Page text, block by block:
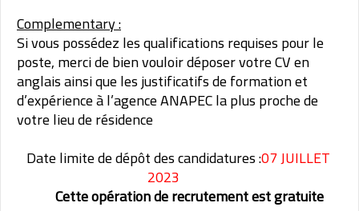
Complementary :
Si vous possédez les qualifications requises pour le
poste, merci de bien vouloir déposer votre CV en
anglais ainsi que les justificatifs de formation et
d’expérience à l’agence ANAPEC la plus proche de
votre lieu de résidence
Date limite de dépôt des candidatures :07 JUILLET
2023
Cette opération de recrutement est gratuite